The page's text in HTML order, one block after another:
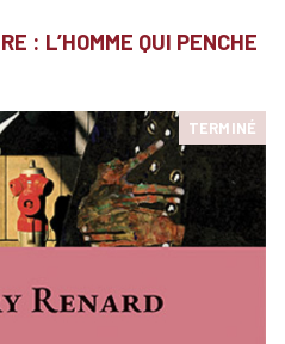
: L’HOMME QUI PENCHE
TERMINÉ